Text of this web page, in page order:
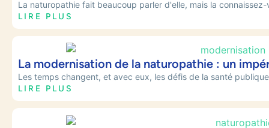
La naturopathie fait beaucoup parler d'elle, mais la
LIRE PLUS
La modernisation de la naturopathie : un
Les temps changent, et avec eux, les défis de la santé
LIRE PLUS